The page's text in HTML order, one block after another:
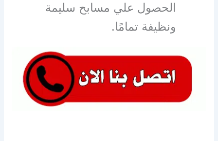
الحصول علي مسابح سليمة
ونظيفة تمامًا.